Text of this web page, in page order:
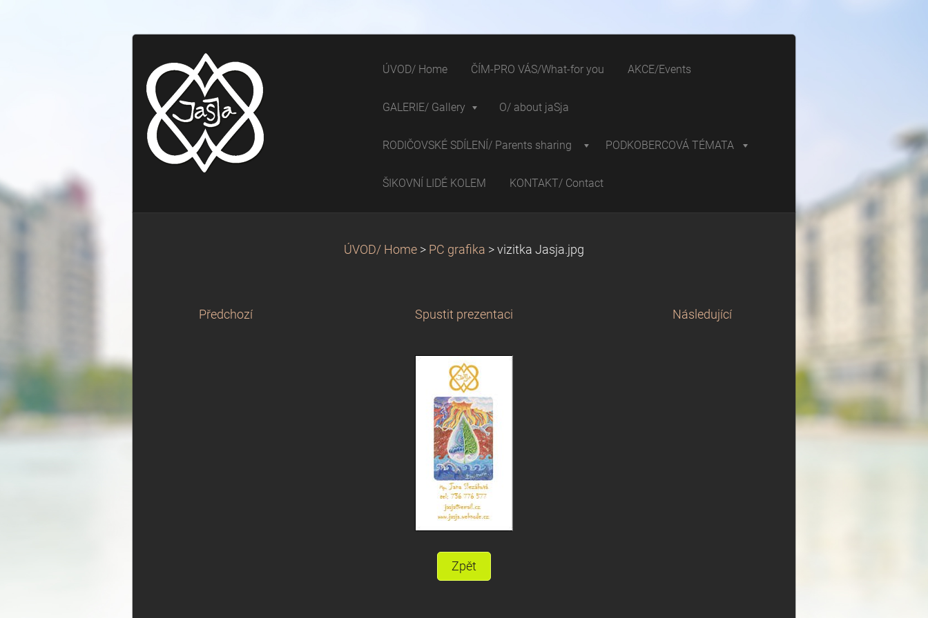
ÚVOD/ Home ČÍM-PRO VÁS/What-for you AKCE/Events
GALERIE/ Gallery O/ about jaSja
RODIČOVSKÉ SDÍLENÍ/ Parents sharing PODKOBERCOVÁ TÉMATA
ŠIKOVNÍ LIDÉ KOLEM KONTAKT/ Contact
ÚVOD/ Home > PC grafika > vizitka Jasja.jpg
Předchozí Spustit prezentaci Následující
Zpět